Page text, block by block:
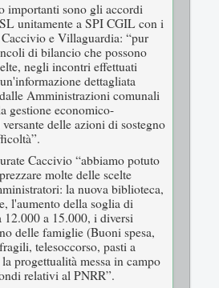
importanti sono gli accordi
unitamente a SPI CGIL con i
e Villaguardia: “pur
di bilancio che possono
negli incontri effettuati
dettagliata
Amministrazioni comunali
gestione economico-
delle azioni di sostegno
Caccivio “abbiamo potuto
molte delle scelte
la nuova biblioteca,
l'aumento della soglia di
12.000 a 15.000, i diversi
delle famiglie (Buoni spesa,
telesoccorso, pasti a
progettualità messa in campo
relativi al PNRR”.